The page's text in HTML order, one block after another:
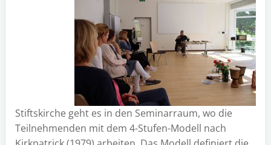
Stiftskirche geht es in den Seminarraum, wo die
Teilnehmenden mit dem 4-Stufen-Modell nach